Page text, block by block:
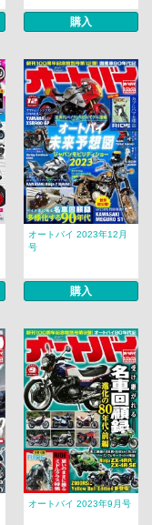
購入
オートバイ 2023年12月
号
購入
オートバイ 2023年9月号